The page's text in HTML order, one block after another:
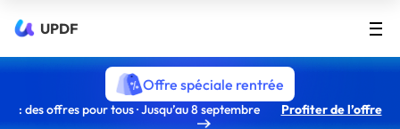
UPDF
Offre spéciale rentrée
: des offres pour tous · Jusqu’au 8 septembre Profiter de l’offre